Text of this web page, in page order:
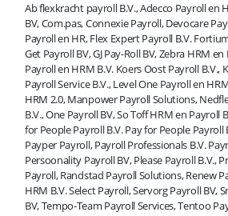
Ab flexkracht payroll B.V., Adecco Payroll en
BV, Com.pas, Connexie Payroll, Devocare
Payroll en HR, Flex Expert Payroll B.V.
Get Payroll BV, GJ Pay-Roll BV, Zebra HRM
Payroll en HRM B.V. Koers Oost Payroll B.V.,
Payroll Service B.V., Level One Payroll en
HRM 2.0, Manpower Payroll Solutions,
B.V., One Payroll BV, So Toff HRM en Payroll
for People Payroll B.V. Pay for People
Payper Payroll, Payroll Professionals B.V.
Persoonality Payroll BV, Please Payroll B.V.,
Payroll, Randstad Payroll Solutions, Renew
HRM B.V. Select Payroll, Servorg Payroll BV,
BV, Tempo-Team Payroll Services, Tentoo